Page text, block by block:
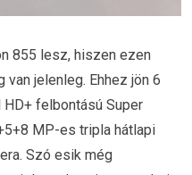
855 lesz, hiszen ezen
jelenleg. Ehhez jön 6
HD+ felbontású Super
MP-es tripla hátlapi
Szó esik még